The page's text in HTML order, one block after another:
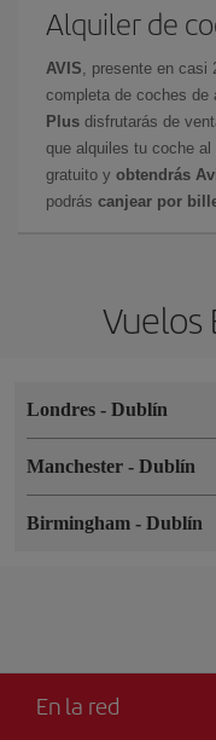
Alquiler de
AVIS , presente en
completa de coches de
Plus disfrutarás de
que alquiles tu coche al
gratuito y obtendrás
podrás canjear por
Vuelos
Londres - Dublín
Manchester - Dublín
Birmingham - Dublín
En la red